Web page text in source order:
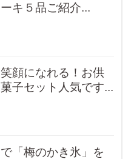
キ５品ご紹介...
顔になれる！お供
子セット人気です...
「梅のかき氷」を